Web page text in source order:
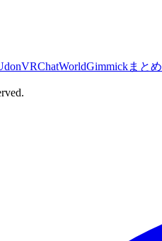
VRChatWorldGimmickまとめ